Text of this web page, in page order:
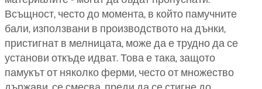
Всъщност, често до момента, в който памучните
бали, използвани в производството на дънки,
пристигнат в мелницата, може да е трудно да се
установи откъде идват. Това е така, защото
памукът от няколко ферми, често от множество